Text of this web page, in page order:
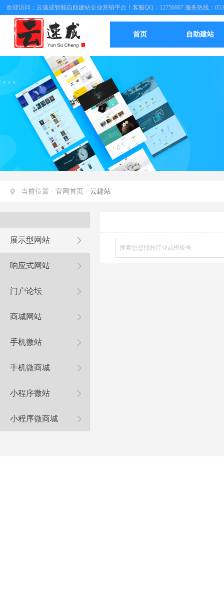
欢迎访问：云速成智能自助建站企业营销平台！客服QQ：12756607 服务热线：
首页 自助建站
当前位置 - 官网首页 - 云建站
展示型网站
响应式网站
门户论坛
商城网站
手机微站
手机微商城
小程序微站
小程序微商城